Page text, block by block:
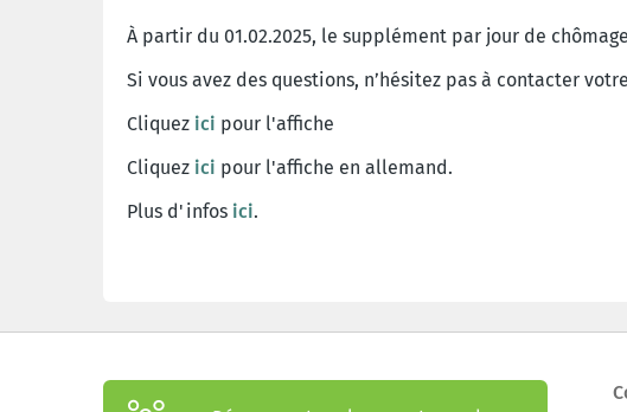
À partir du 01.02.2025, le supplément par jour de
Si vous avez des questions, n’hésitez pas à contacter
Cliquez ici pour l'affiche
Cliquez ici pour l'affiche en allemand.
Plus d'infos ici.